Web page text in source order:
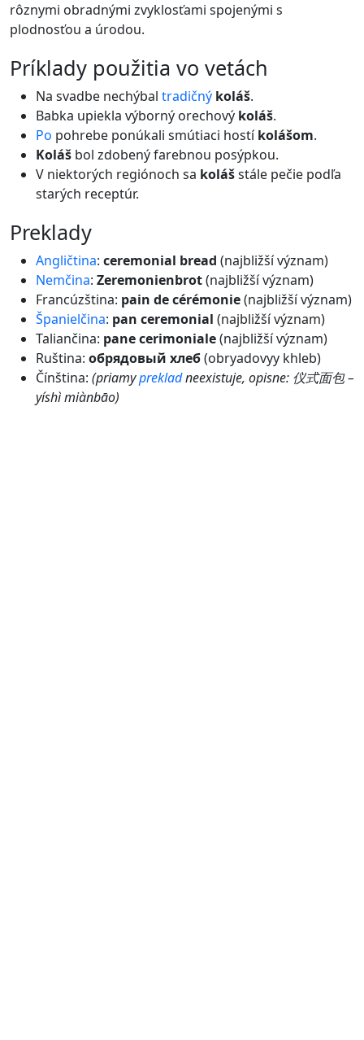
rôznymi obradnými zvyklosťami spojenými s
plodnosťou a úrodou.
príklady použitia vo vetách
Na svadbe nechýbal tradičný koláš.
Babka upiekla výborný orechový koláš.
Po pohrebe ponúkali smútiaci hostíkolášom.
Koláš bol zdobený farebnou posýpkou.
V niektorých regiónoch sa kolášstále pečie podľa
starých receptúr.
preklady
Angličtina: ceremonial bread (najbližší význam)
Nemčina: Zeremonienbrot(najbližší význam)
Francúzština: pain de cérémonie(najbližší význam)
Španielčina: pan ceremonial (najbližší význam)
Taliančina: pane cerimoniale(najbližší význam)
Ruština: обрядовый хлеб(obryadovyy khleb)
Čínština: (priamyprekladneexistuje, opisne: 仪式面包 –
yíshì miànbāo)